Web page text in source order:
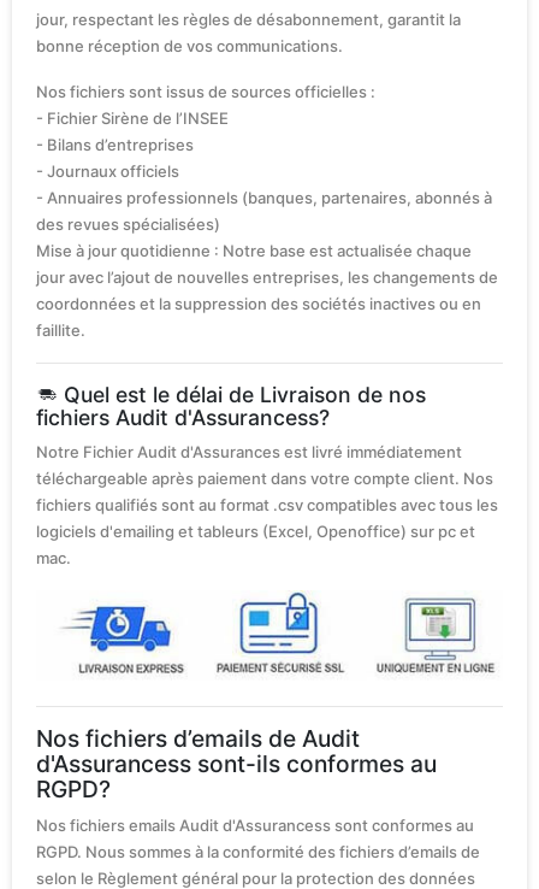
jour, respectant les règles de désabonnement, garantit la
bonne réception de vos communications.
Nos fichiers sont issus de sources officielles :
- Fichier Sirène de l’INSEE
- Bilans d’entreprises
- Journaux officiels
- Annuaires professionnels (banques, partenaires, abonnés à
des revues spécialisées)
Mise à jour quotidienne : Notre base est actualisée chaque
jour avec l’ajout de nouvelles entreprises, les changements de
coordonnées et la suppression des sociétés inactives ou en
faillite.
Quel est le délai de Livraison de nos
fichiers Audit d'Assurancess?
Notre Fichier Audit d'Assurances est livré immédiatement
téléchargeable après paiement dans votre compte client. Nos
fichiers qualifiés sont au format .csv compatibles avec tous les
logiciels d'emailing et tableurs (Excel, Openoffice) sur pc et
mac.
Nos fichiers d’emails de Audit
d'Assurancess sont-ils conformes au
RGPD?
Nos fichiers emails Audit d'Assurancess sont conformes au
RGPD. Nous sommes à la conformité des fichiers d’emails de
selon le Règlement général pour la protection des données